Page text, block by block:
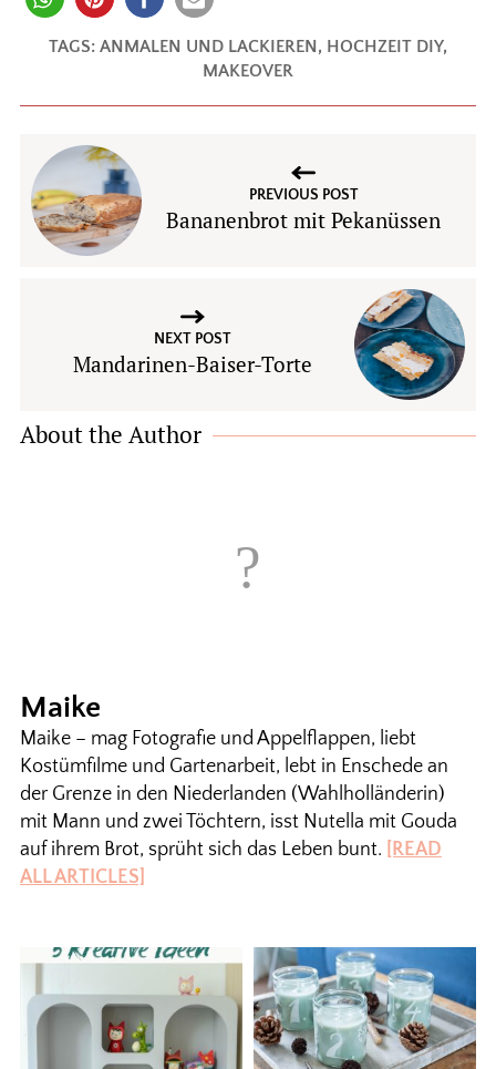
TAGS: ANMALEN UND LACKIEREN, HOCHZEIT DIY,
MAKEOVER
PREVIOUS POST
Bananenbrot mit Pekanüssen
NEXT POST
Mandarinen-Baiser-Torte
About the Author
Maike
Maike – mag Fotografie und Appelflappen, liebt
Kostümfilme und Gartenarbeit, lebt in Enschede an
der Grenze in den Niederlanden (Wahlholländerin)
mit Mann und zwei Töchtern, isst Nutella mit Gouda
auf ihrem Brot, sprüht sich das Leben bunt. [READ
ALL ARTICLES]